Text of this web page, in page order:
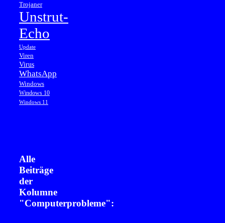
Trojaner
Unstrut-
Echo
Update
Viren
Virus
WhatsApp
Windows
Windows 10
Windows 11
Alle
Beiträge
der
Kolumne
"Computerprobleme":